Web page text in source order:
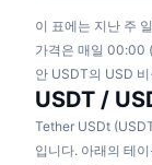
이 표에는 지난 주
가격은 매일 00:00
안 USDT의 USD
USDT /
Tether USDt
입니다. 아래의 테